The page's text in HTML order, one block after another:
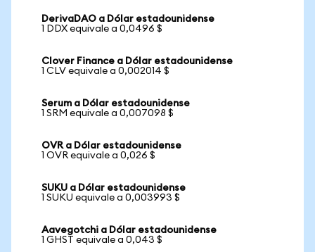
DerivaDAO a Dólar estadounidense
1 DDX equivale a 0,0496 $
Clover Finance a Dólar estadounidense
1 CLV equivale a 0,002014 $
Serum a Dólar estadounidense
1 SRM equivale a 0,007098 $
OVR a Dólar estadounidense
1 OVR equivale a 0,026 $
SUKU a Dólar estadounidense
1 SUKU equivale a 0,003993 $
Aavegotchi a Dólar estadounidense
1 GHST equivale a 0,043 $